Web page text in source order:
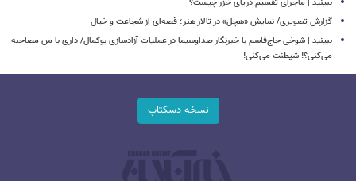
گزارش تصویری/ نمایش «هچل» در تالار هنر؛ قصه‌ای از شجاعت و خیال
ببینید | شوخی حاج‌قاسم با خبرنگار صداوسیما در عملیات آزادسازی بوکمال/ داری با من مصاحبه‌
می‌کنی؟! شیطنت می‌کنی!
نسخه دسکتاپ